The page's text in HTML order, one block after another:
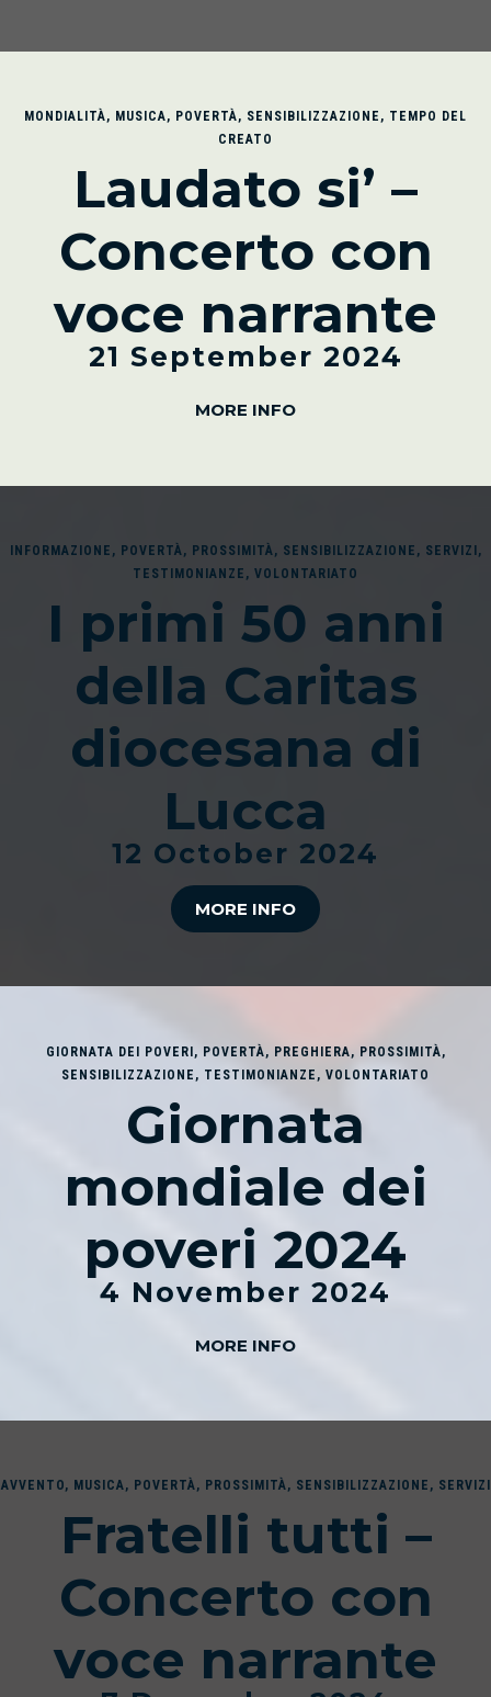
MONDIALITÀ, MUSICA, POVERTÀ, SENSIBILIZZAZIONE , TEMPO DEL
CREATO
Laudato si’ –
Concerto con
voce narrante
21 September 2024
MORE INFO
INFORMAZIONE , POVERTÀ, PROSSIMITÀ, SENSIBILIZZAZIONE , SERVIZI ,
TESTIMONIANZE , VOLONTARIATO
I primi 50 anni
della Caritas
diocesana di
Lucca
12 October 2024
MORE INFO
GIORNATA DEI POVERI, POVERTÀ, PREGHIERA, PROSSIMITÀ,
SENSIBILIZZAZIONE , TESTIMONIANZE , VOLONTARIATO
Giornata
mondiale dei
poveri 2024
4 November 2024
MORE INFO
AVVENTO, MUSICA, POVERTÀ, PROSSIMITÀ, SENSIBILIZZAZIONE , SERVIZI
Fratelli tutti –
Concerto con
voce narrante